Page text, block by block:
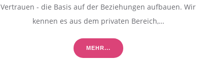
Vertrauen - die Basis auf der Beziehungen aufbauen. Wir
kennen es aus dem privaten Bereich,…
MEHR...